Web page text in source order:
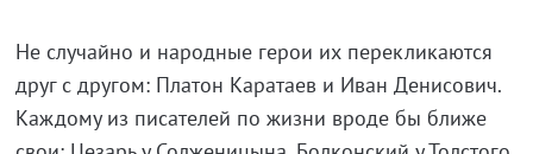
Не случайно и народные герои их перекликаются
друг с другом: Платон Каратаев и Иван Денисович.
Каждому из писателей по жизни вроде бы ближе